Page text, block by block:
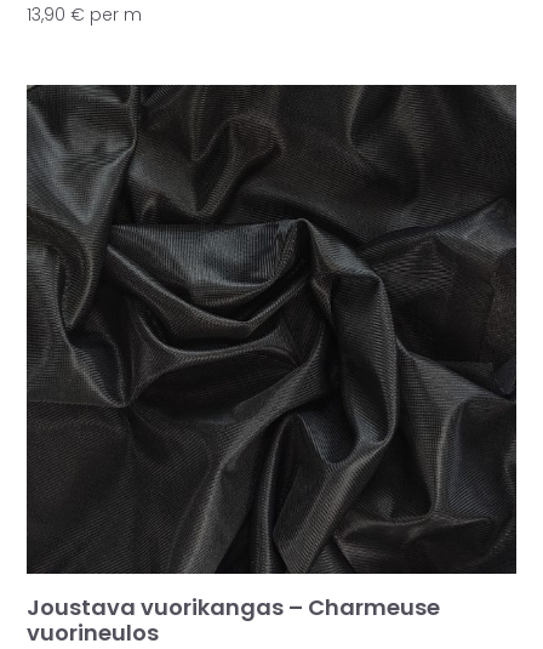
13,90€ per m
Joustava vuorikangas – Charmeuse
vuorineulos